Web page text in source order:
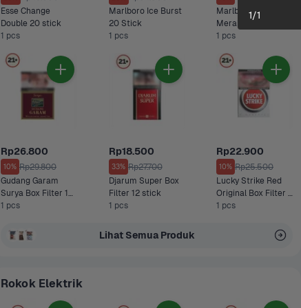
Esse Change
Double 20 stick
1 pcs
Marlboro Ice Burst
20 Stick
1 pcs
Marlboro Kretek
Merah 12 stick
1 pcs
Rp26.800
10% Rp29.800
Gudang Garam
Surya Box Filter 16
stick
1 pcs
Rp18.500
33% Rp27.700
Djarum Super Box
Filter 12 stick
1 pcs
Rp22.900
10% Rp25.500
Lucky Strike Red
Original Box Filter
20 stick
1 pcs
Lihat Semua Produk
Rokok Elektrik
1/1